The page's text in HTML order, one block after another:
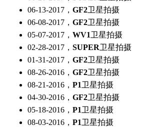
06-13-2017， GF2卫星拍摄
06-08-2017， GF2卫星拍摄
05-07-2017， WV1卫星拍摄
02-28-2017， SUPER卫星拍摄
01-31-2017， GF2卫星拍摄
08-26-2016， GF2卫星拍摄
08-21-2016， P1卫星拍摄
04-30-2016， GF2卫星拍摄
05-18-2016， P1卫星拍摄
08-03-2016， P1卫星拍摄